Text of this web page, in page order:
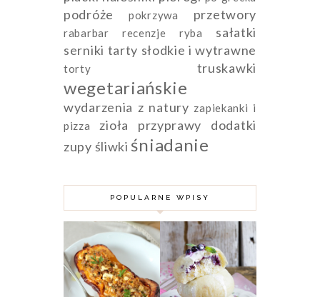
podróże pokrzywa przetwory
rabarbar recenzje ryba
sałatki
serniki tarty słodkie i wytrawne
torty truskawki
wegetariańskie
wydarzenia z natury zapiekanki i
pizza
zioła przyprawy dodatki
zupy śliwki śniadanie
POPULARNE WPISY
DYNIA PIŻMOWA
FASZEROWANA
MIĘSEM
MIELONYM,
KUSKUSEM I
FETĄ
PAMPUCHY Z
JAGODAMI